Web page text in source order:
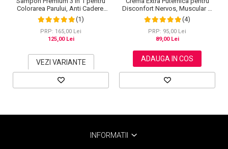
Colorarea Parului, Anti Cadere,
Regenerare cu Ghimbir si
Ginseng, 500 ml, #3 Saten inchis
(Dark Brown)
(1)
PRP: 165,00 Lei
125,00 Lei
VEZI VARIANTE
Disconfort Nervos, Muscular si
Articular, 120 g
(4)
PRP: 95,00 Lei
89,00 Lei
ADAUGA IN COS
INFORMATII